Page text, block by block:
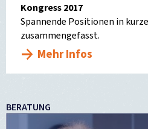
Kongress 2017
Spannende Positionen in
zusammengefasst.
Mehr Infos
BERATUNG